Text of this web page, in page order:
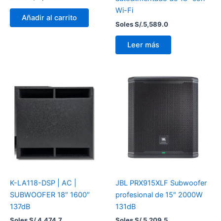
Añadir al carrito
Wi-Fi
Soles S/.5,589.0
Leer más
K-LA118-DSP | AC |
SUBWOOFER 18″ 1600″
137dB
JBL PRX915XLF Subwoofer
profesional de 15″ 2000W
131dB